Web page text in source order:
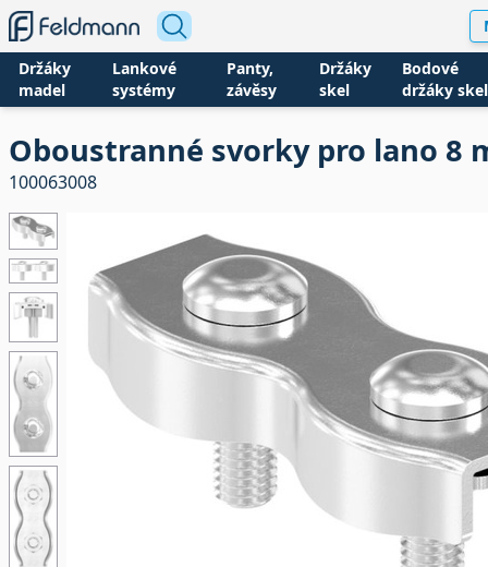
Držáky
madel
Lankové
systémy
Panty,
závěsy
Držáky
skel
Bodové
držáky skel
Oboustranné svorky pro lano 8
100063008